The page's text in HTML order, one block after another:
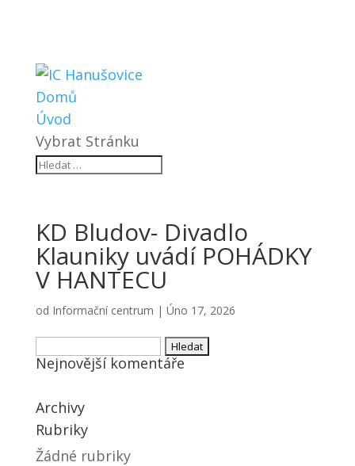
Domů
Úvod
Vybrat Stránku
KD Bludov- Divadlo
Klauniky uvádí POHÁDKY
V HANTECU
od Informační centrum | Úno 17, 2026
Vyhledávání
Nejnovější komentáře
Archivy
Rubriky
Žádné rubriky